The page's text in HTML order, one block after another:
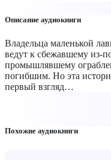
Описание аудиокниги
Владельца маленькой
ведут к сбежавшему из-
промышлявшему
погибшим. Но эта
первый взгляд…
Похожие аудиокниги